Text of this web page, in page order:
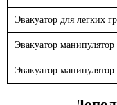
Эвакуатор для легких
Эвакуатор манипулятор
Эвакуатор манипулятор